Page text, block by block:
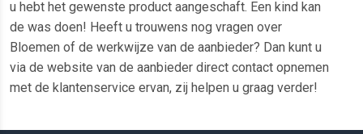
u hebt het gewenste product aangeschaft. Een kind kan
de was doen! Heeft u trouwens nog vragen over
Bloemen of de werkwijze van de aanbieder? Dan kunt u
via de website van de aanbieder direct contact opnemen
met de klantenservice ervan, zij helpen u graag verder!